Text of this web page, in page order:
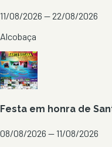
11/08/2026 — 22/08/2026
Alcobaça
Festa em honra de
08/08/2026 — 11/08/2026